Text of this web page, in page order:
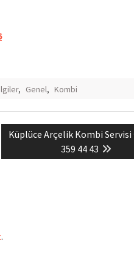
, Genel, Kombi
Next
Küplüce Arçelik Kombi Servisi
359 44 43
.